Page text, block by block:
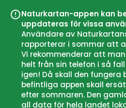
Naturkartan-appen kan
uppdateras för vissa
Användare av
rapporterar i sommar att
Vi rekommenderar att
helt från sin telefon i så
igen! Då skall den fungera
befintliga appen skall
efter sommaren. Den
all data för hela landet